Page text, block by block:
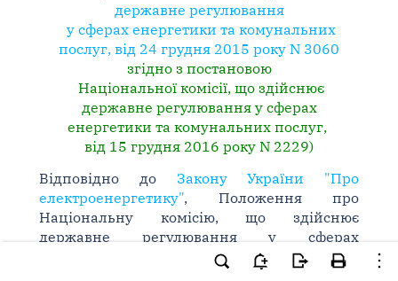
державне регулювання
у сферах енергетики та комунальних
послуг, від 24 грудня 2015 року N 3060
згідно з постановою
Національної комісії, що здійснює
державне регулювання у сферах
енергетики та комунальних послуг,
від 15 грудня 2016 року N 2229)
Відповідно до Закону України "Про
електроенергетику", Положення про
Національну комісію, що здійснює
державне регулювання у сферах
енергетики та комунальних послуг,